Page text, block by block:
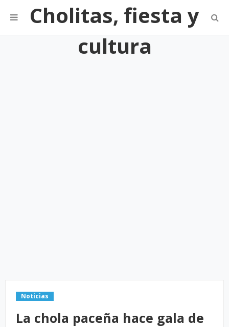
Cholitas, fiesta y
cultura
Noticias
La chola paceña hace gala de